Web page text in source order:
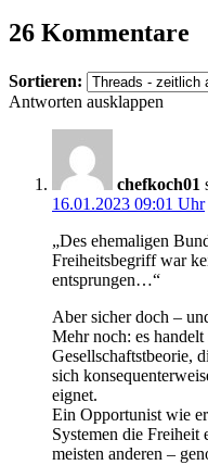
26 Kommentare
Sortieren:
Antworten ausklappen
chefkoch01
16.01.2023 09:01 Uhr
„Des ehemaligen
Freiheitsbegriff war
entsprungen…“
Aber sicher doch –
Mehr noch: es
Gesellschaftstbeorie,
sich
eignet.
Ein Opportunist wie
Systemen die Freiheit
meisten anderen –